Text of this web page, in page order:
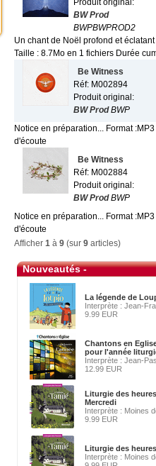
Produit original:
BW Prod
BWPBWPROD2
Un chant de Noël profond et
Taille : 8.7Mo en 1 fichiers Durée
Be Witness
Réf: M002894
Produit original:
BW ProdBWP
Notice en préparation... Format
d'écoute
Be Witness
Réf: M002884
Produit original:
BW ProdBWP
Notice en préparation... Format
d'écoute
Afficher 1 à 9 (sur 9 articles)
Nouveautés -
La légende de
Interprète : Jean-
9.99 EUR
Chantons en
pour l'année
Interprète : Jean-
12.99 EUR
Liturgie des
Mercredi
Interprète : Moines
9.99 EUR
Liturgie des
Interprète : Moines